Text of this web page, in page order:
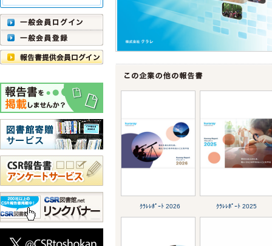
ｸﾗﾚﾚﾎﾟｰﾄ 2026 ｸﾗﾚﾚﾎﾟｰﾄ 2025